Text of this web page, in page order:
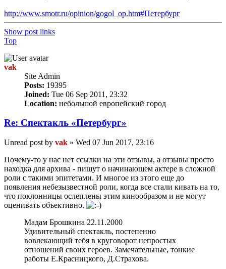
http://www.smotr.ru/opinion/gogol_op.htm#Петербург
Show post links
Top
vak
Site Admin
Posts: 19395
Joined: Tue 06 Sep 2011, 23:32
Location: небольшой европейский город
Re: Спектакль «Петербург»
Unread post by vak » Wed 07 Jun 2017, 23:16
Почему-то у нас нет ссылки на эти отзывы, а отзывы просто
находка для архива - пишут о начинающем актере в сложной
роли с такими эпитетами. И многое из этого еще до
появления небезызвестной роли, когда все стали кивать на то,
что поклонницы ослеплены этим кинообразом и не могут
оценивать объективно.
Мадам Брошкина 22.11.2000
Удивительный спектакль, постепенно
вовлекающий тебя в круговорот непростых
отношений своих героев. Замечательные, тонкие
работы Е.Красницкого, Д.Страхова.